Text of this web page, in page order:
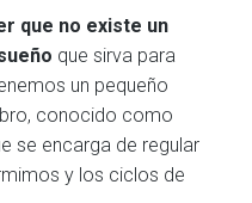
que no existe un
que sirva para
un pequeño
conocido como
se encarga de regular
y los ciclos de